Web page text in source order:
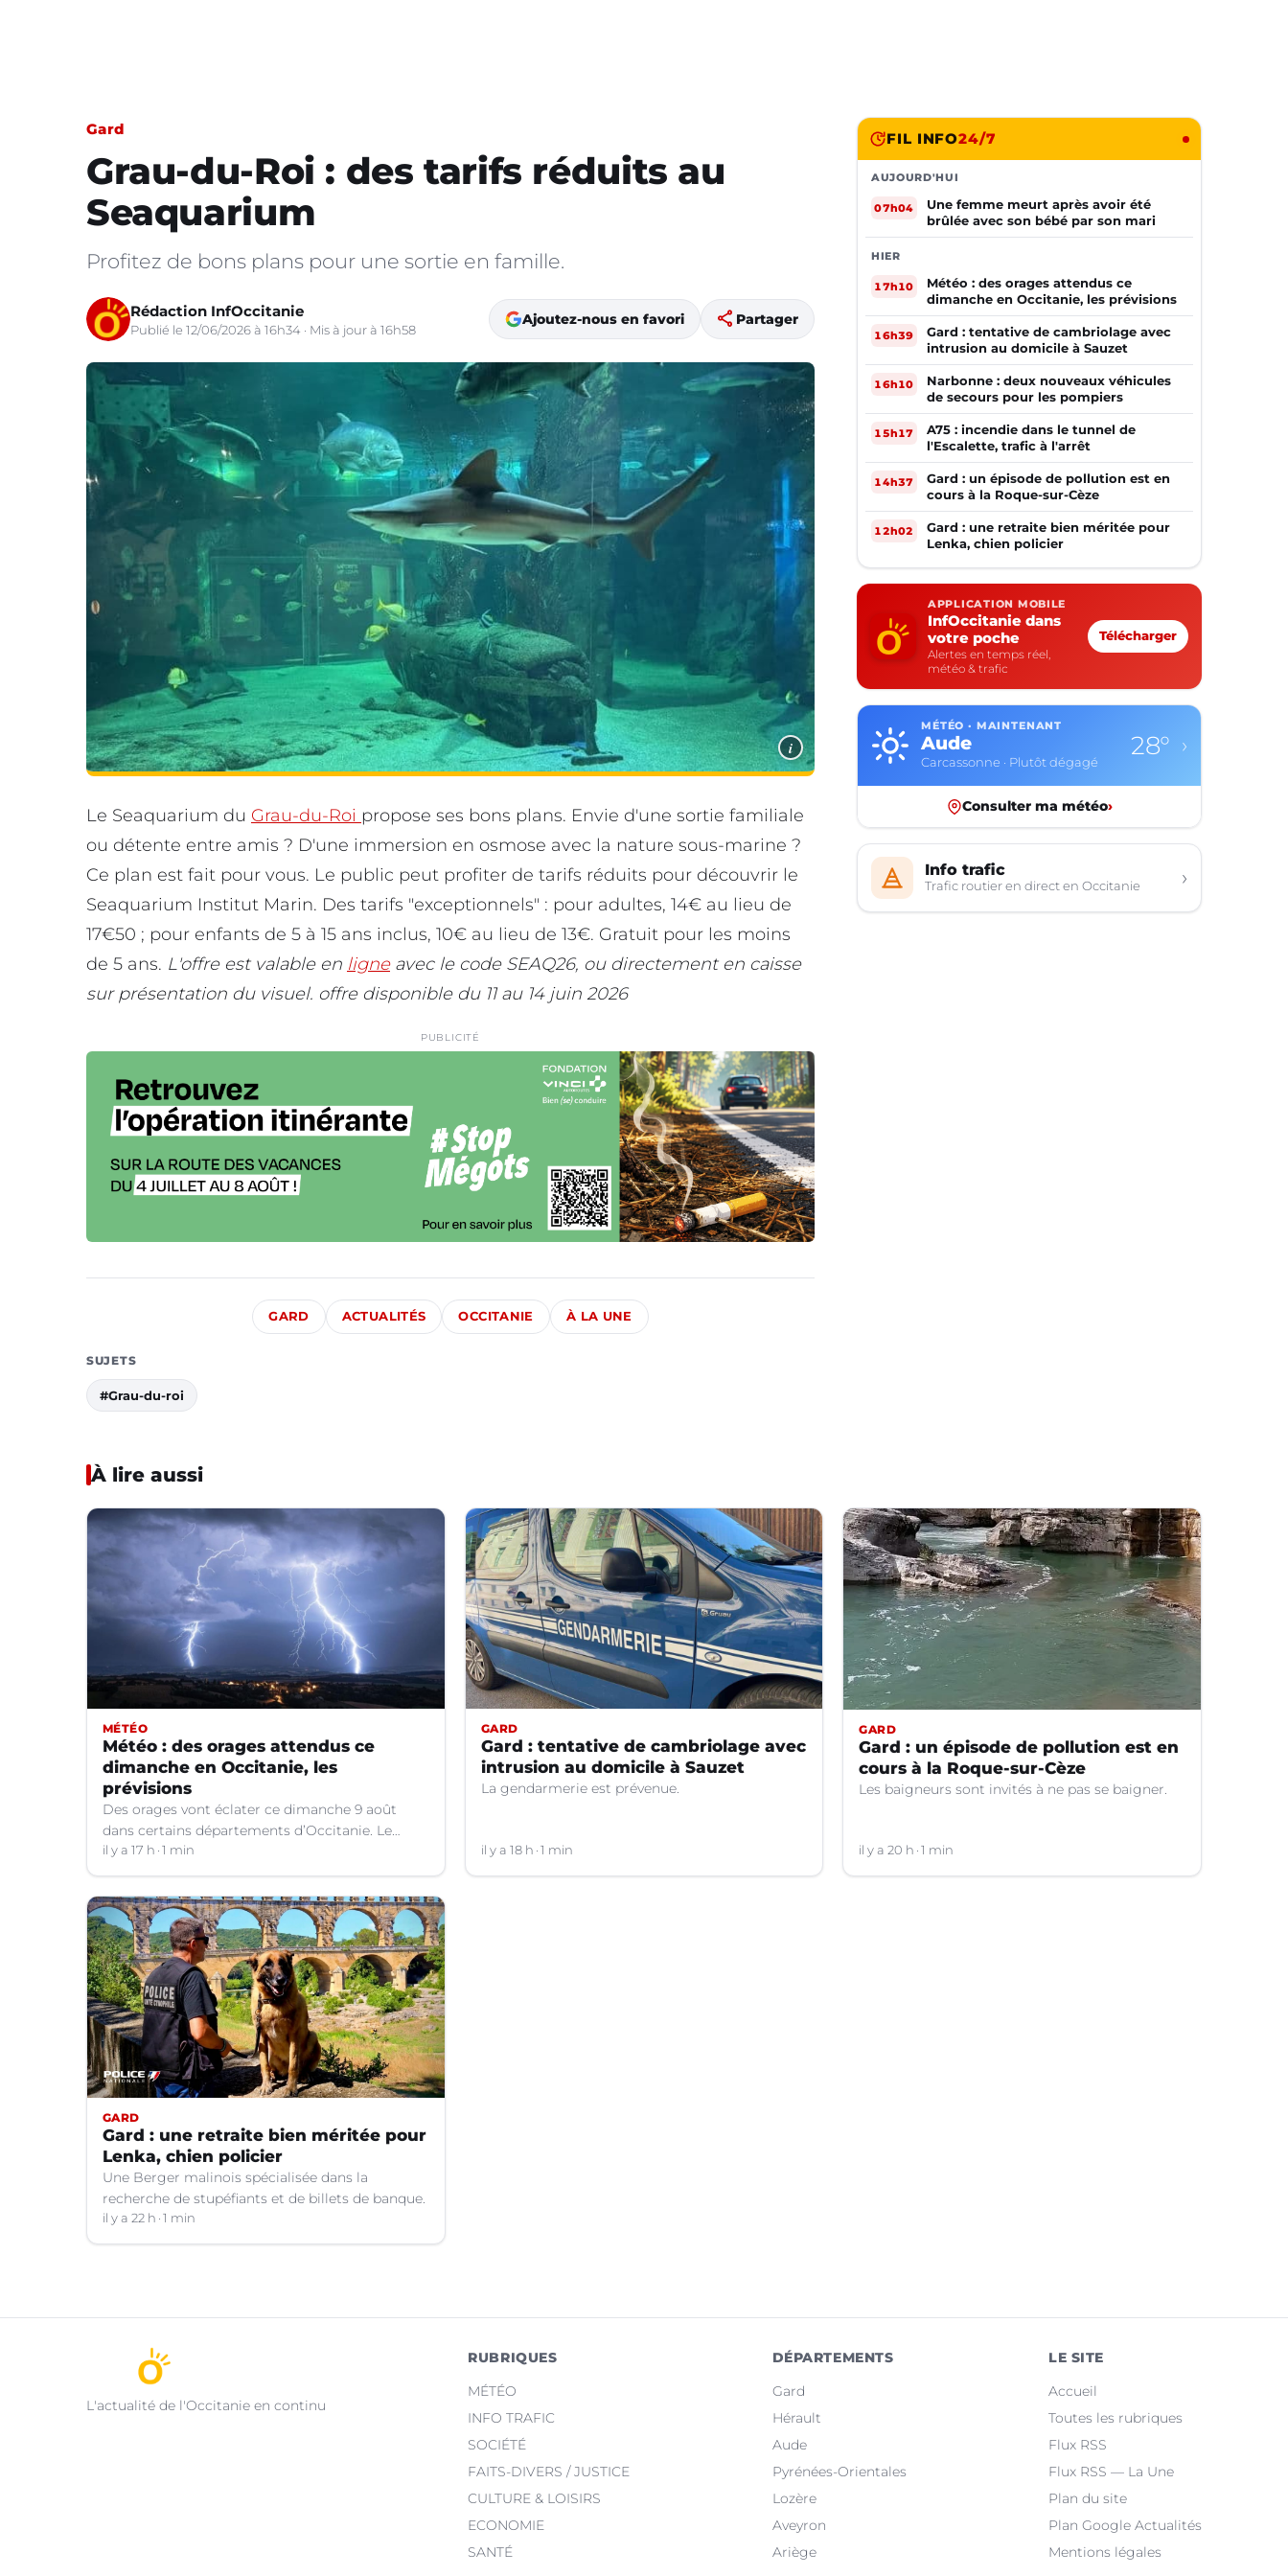
Gard
Grau-du-Roi : des tarifs réduits au
Seaquarium
Profitez de bons plans pour une sortie en famille.
Rédaction InfOccitanie
Publié le 12/06/2026 à 16h34 · Mis à jour à 16h58
Ajoutez-nous en favori share Partager
i
Le Seaquarium du Grau-du-Roi propose ses bons plans. Envie d'une sortie familiale
ou détente entre amis ? D'une immersion en osmose avec la nature sous-marine ?
Ce plan est fait pour vous. Le public peut profiter de tarifs réduits pour découvrir le
Seaquarium Institut Marin. Des tarifs "exceptionnels" : pour adultes, 14€ au lieu de
17€50 ; pour enfants de 5 à 15 ans inclus, 10€ au lieu de 13€. Gratuit pour les moins
de 5 ans. L'offre est valable en ligneavec le code SEAQ26, ou directement en caisse
sur présentation du visuel. offre disponible du 11 au 14 juin 2026
PUBLICITÉ
GARD ACTUALITÉS OCCITANIE À LA UNE
SUJETS
#Grau-du-roi
FIL INFO24/7
AUJOURD'HUI
07h04
Une femme meurt après avoir été
brûlée avec son bébé par son mari
HIER
17h10
Météo : des orages attendus ce
dimanche en Occitanie, les prévisions
16h39
Gard : tentative de cambriolage avec
intrusion au domicile à Sauzet
16h10
Narbonne : deux nouveaux véhicules
de secours pour les pompiers
15h17
A75 : incendie dans le tunnel de
l'Escalette, trafic à l'arrêt
14h37
Gard : un épisode de pollution est en
cours à la Roque-sur-Cèze
12h02
Gard : une retraite bien méritée pour
Lenka, chien policier
APPLICATION MOBILE
InfOccitanie dans
votre poche
Alertes en temps réel,
météo & trafic
Télécharger
MÉTÉO · MAINTENANT
Aude
Carcassonne · Plutôt dégagé
28° ›
Consulter ma météo›
Info trafic
Trafic routier en direct en Occitanie ›
À lire aussi
MÉTÉO
Météo : des orages attendus ce
dimanche en Occitanie, les
prévisions
Des orages vont éclater ce dimanche 9 août
dans certains départements d’Occitanie. Le
bulletin météo.
il y a 17 h 1 min
GARD
Gard : tentative de cambriolage avec
intrusion au domicile à Sauzet
La gendarmerie est prévenue.
il y a 18 h 1 min
GARD
Gard : un épisode de pollution est en
cours à la Roque-sur-Cèze
Les baigneurs sont invités à ne pas se baigner.
il y a 20 h 1 min
GARD
Gard : une retraite bien méritée pour
Lenka, chien policier
Une Berger malinois spécialisée dans la
recherche de stupéfiants et de billets de banque.
il y a 22 h 1 min
L'actualité de l'Occitanie en continu
RUBRIQUES
MÉTÉO
INFO TRAFIC
SOCIÉTÉ
FAITS-DIVERS / JUSTICE
CULTURE & LOISIRS
ECONOMIE
SANTÉ
DÉPARTEMENTS
Gard
Hérault
Aude
Pyrénées-Orientales
Lozère
Aveyron
Ariège
LE SITE
Accueil
Toutes les rubriques
Flux RSS
Flux RSS — La Une
Plan du site
Plan Google Actualités
Mentions légales